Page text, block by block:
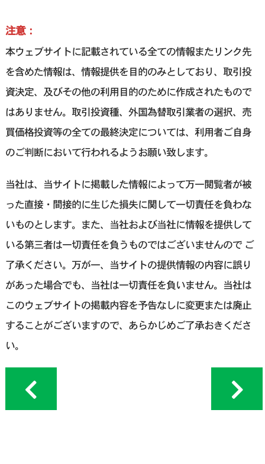
注意：
本ウェブサイトに記載されている全ての情報またリンク先
を含めた情報は、情報提供を目的のみとしており、取引投
資決定、及びその他の利用目的のために作成されたもので
はありません。取引投資種、外国為替取引業者の選択、売
買価格投資等の全ての最終決定については、利用者ご自身
のご判断において行われるようお願い致します。
当社は、当サイトに掲載した情報によって万一閲覧者が被
った直接・間接的に生じた損失に関して一切責任を負わな
いものとします。また、当社および当社に情報を提供して
いる第三者は一切責任を負うものではございませんので ご
了承ください。万が一、当サイトの提供情報の内容に誤り
があった場合でも、当社は一切責任を負いません。当社は
このウェブサイトの掲載内容を予告なしに変更または廃止
することがございますので、あらかじめご了承おきくださ
い。